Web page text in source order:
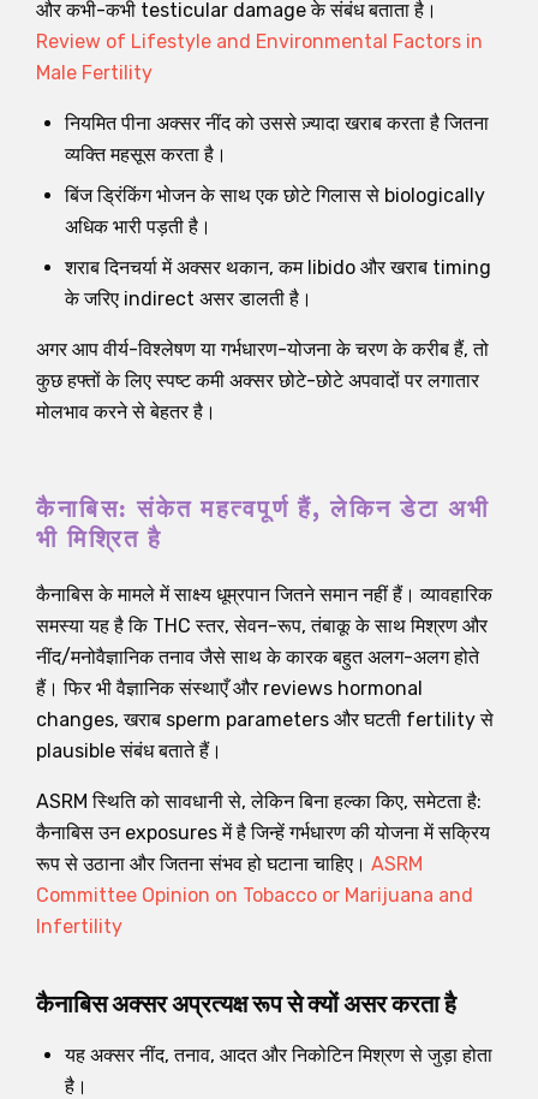
और कभी-कभी testicular damage के संबंध बताता है।
Review of Lifestyle and Environmental Factors in
Male Fertility
नियमित पीना अक्सर नींद को उससे ज़्यादा खराब करता है जितना
व्यक्ति महसूस करता है।
बिंज ड्रिंकिंग भोजन के साथ एक छोटे गिलास से biologically
अधिक भारी पड़ती है।
शराब दिनचर्या में अक्सर थकान, कम libido और खराब timing
के जरिए indirect असर डालती है।
अगर आप वीर्य-विश्लेषण या गर्भधारण-योजना के चरण के करीब हैं, तो
कुछ हफ्तों के लिए स्पष्ट कमी अक्सर छोटे-छोटे अपवादों पर लगातार
मोलभाव करने से बेहतर है।
कैनाबिस: संकेत महत्वपूर्ण हैं, लेकिन डेटा अभी
भी मिश्रित है
कैनाबिस के मामले में साक्ष्य धूम्रपान जितने समान नहीं हैं। व्यावहारिक
समस्या यह है कि THC स्तर, सेवन-रूप, तंबाकू के साथ मिश्रण और
नींद/मनोवैज्ञानिक तनाव जैसे साथ के कारक बहुत अलग-अलग होते
हैं। फिर भी वैज्ञानिक संस्थाएँ और reviews hormonal
changes, खराब sperm parameters और घटती fertility से
plausible संबंध बताते हैं।
ASRM स्थिति को सावधानी से, लेकिन बिना हल्का किए, समेटता है:
कैनाबिस उन exposures में है जिन्हें गर्भधारण की योजना में सक्रिय
रूप से उठाना और जितना संभव हो घटाना चाहिए। ASRM
Committee Opinion on Tobacco or Marijuana and
Infertility
कैनाबिस अक्सर अप्रत्यक्ष रूप से क्यों असर करता है
यह अक्सर नींद, तनाव, आदत और निकोटिन मिश्रण से जुड़ा होता
है।